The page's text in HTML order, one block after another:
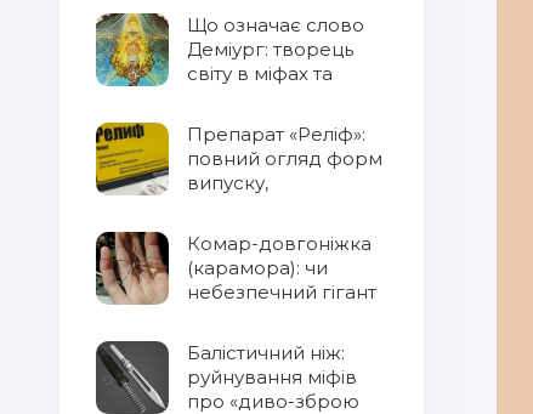
Що означає слово
Деміург: творець
світу в міфах та
Препарат «Реліф»:
повний огляд форм
випуску,
правил
застосування
Комар-довгоніжка
(карамора): чи
небезпечний гігант
Балістичний ніж:
руйнування міфів
про «диво-зброю